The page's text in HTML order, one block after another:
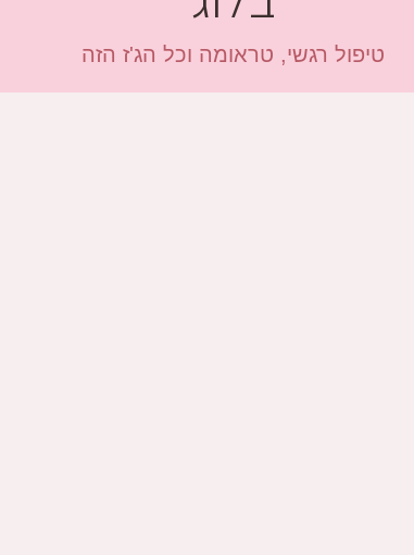
טיפול רגשי, טראומה וכל הג'ז הזה